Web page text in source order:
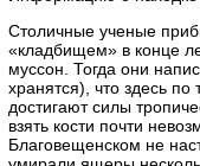
Столичные ученые
«кладбищем» в конце
муссон. Тогда они
хранятся), что здесь
достигают силы
взять кости почти
Благовещенском не